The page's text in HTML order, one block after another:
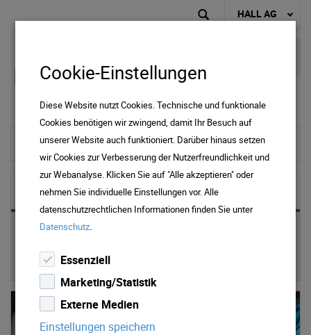
HALL AG
zur Startseite
Öffnung & Kontakt
Kontakt Formular
Stördienst
Cookie-Einstellungen
Diese Website nutzt Cookies. Technische und funktionale
Cookies benötigen wir zwingend, damit Ihr Besuch auf
unserer Website auch funktioniert. Darüber hinaus setzen
wir Cookies zur Verbesserung der Nutzerfreundlichkeit und
zur Webanalyse. Klicken Sie auf "Alle akzeptieren" oder
nehmen Sie individuelle Einstellungen vor. Alle
datenschutzrechtlichen Informationen finden Sie unter
Datenschutz.
Essenziell
Marketing/Statistik
Externe Medien
Einstellungen speichern